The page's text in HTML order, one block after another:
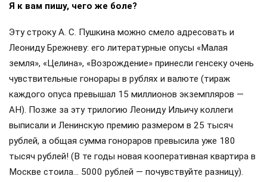
Я к вам пишу, чего же боле?
Эту строку А. С. Пушкина можно смело адресовать и
Леониду Брежневу: его литературные опусы «Малая
земля», «Целина», «Возрождение» принесли генсеку очень
чувствительные гонорары в рублях и валюте (тираж
каждого опуса превышал 15 миллионов экземпляров —
АН). Позже за эту трилогию Леониду Ильичу коллеги
выписали и Ленинскую премию размером в 25 тысяч
рублей, а общая сумма гонораров превысила уже 180
тысяч рублей! (В те годы новая кооперативная квартира в
Москве стоила… 5000 рублей — почувствуйте разницу).